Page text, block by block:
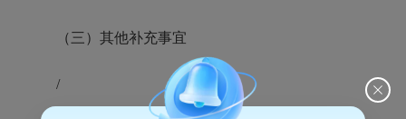
（三）其他补充事宜
/